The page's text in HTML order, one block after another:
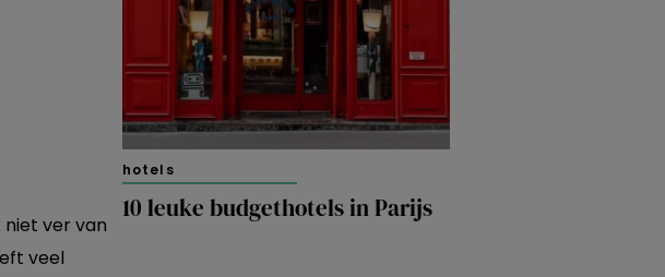
ver van
veel
hotels
10 leuke budgethotels in Parijs